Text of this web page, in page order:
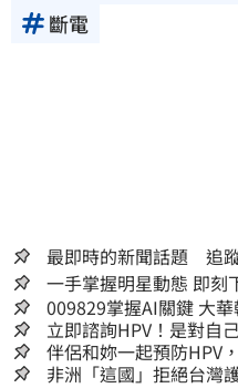
斷電
最即時的新聞話題 追
一手掌握
009829掌握AI關鍵 大
立即諮詢HPV！是對自
嫌晚！
伴侶和妳一起預防HPV
非洲「這國」拒絕台